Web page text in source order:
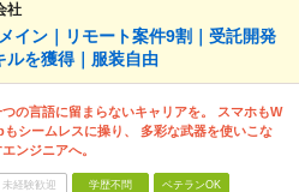
社
イン｜リモート案件9割｜受託開発
ルを獲得｜服装自由
つの言語に留まらないキャリアを。 スマホもW
もシームレスに操り、 多彩な武器を使いこな
エンジニアへ。
未経験歓迎 学歴不問 ベテランOK